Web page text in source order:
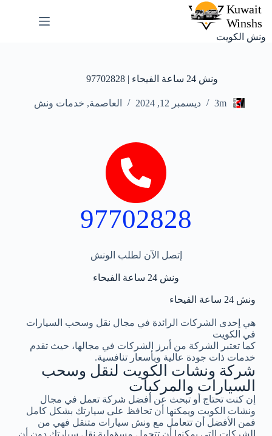
ونش الكويت
ونش 24 ساعة الفيحاء | 97702828
3m ديسمبر 12, 2024 العاصمة, خدمات ونش
97702828
إتصل الآن لطلب الونش
ونش 24 ساعة الفيحاء
ونش 24 ساعة الفيحاء
هي إحدى الشركات الرائدة في مجال نقل وسحب السيارات
في الكويت
كما تعتبر الشركة من أبرز الشركات في مجالها، حيث تقدم
خدمات ذات جودة عالية وبأسعار تنافسية.
شركة ونشات الكويت لنقل وسحب
السيارات والمركبات
إن كنت تحتاج أو تبحث عن أفضل شركة تعمل في مجال
ونشات الكويت ويمكنها أن تحافظ على سيارتك بشكل كامل
فمن الأفضل أن تتعامل مع ونش سيارات متنقل فهي من
الشركات التي يمكنها أن تتحمل مسؤولية نقل سيارتك دون أن